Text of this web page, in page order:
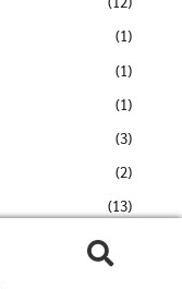
(1)
(1)
(1)
(3)
(2)
(13)